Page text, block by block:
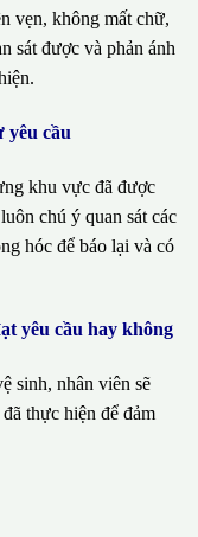
vẹn, không mất chữ,
sát được và phản ánh
yêu cầu
khu vực đã được
chú ý quan sát các
hóc để báo lại và có
yêu cầu hay không
sinh, nhân viên sẽ
thực hiện để đảm